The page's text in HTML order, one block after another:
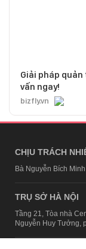
Giải pháp
vấn ngay!
bizfly.vn
CHỊU TRÁCH
Bà Nguyễn Bích Minh
TRỤ SỞ HÀ NỘI
Tầng 21, Tòa nhà
Nguyễn Huy Tưởng,